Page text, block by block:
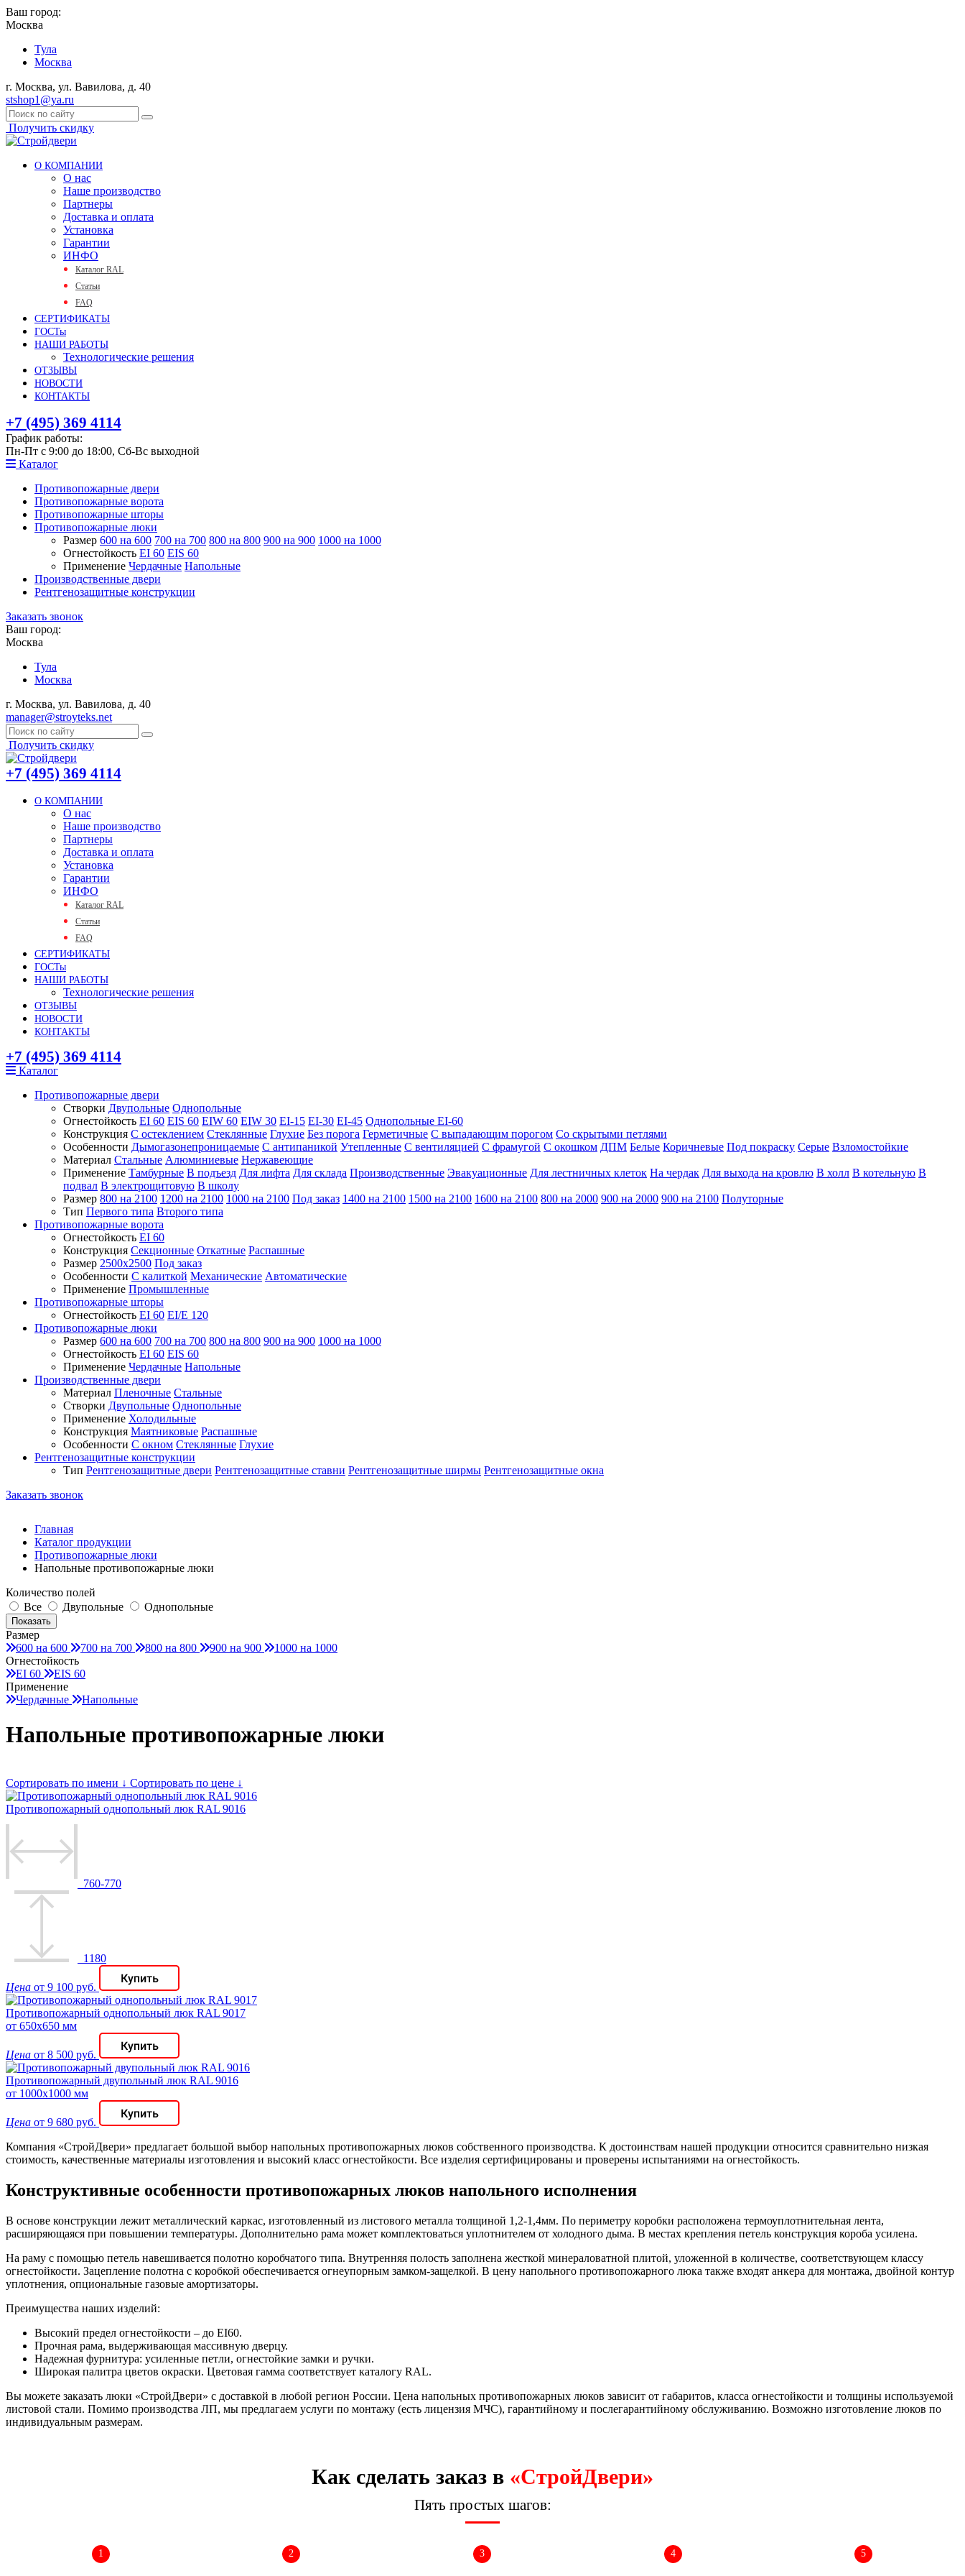
Ваш город:
Москва
Тула
Москва
г. Москва, ул. Вавилова, д. 40
stshop1@ya.ru
Получить скидку
О КОМПАНИИ
О нас
Наше производство
Партнеры
Доставка и оплата
Установка
Гарантии
ИНФО
Каталог RAL
Статьи
FAQ
СЕРТИФИКАТЫ
ГОСТы
НАШИ РАБОТЫ
Технологические решения
ОТЗЫВЫ
НОВОСТИ
КОНТАКТЫ
+7 (495) 369 4114
График работы:
Пн-Пт с 9:00 до 18:00, Сб-Вс выходной
Каталог
Противопожарные двери
Противопожарные ворота
Противопожарные шторы
Противопожарные люки
Размер 600 на 600 700 на 700 800 на 800 900 на 900 1000 на 1000
Огнестойкость EI 60 EIS 60
Применение Чердачные Напольные
Производственные двери
Рентгенозащитные конструкции
Заказать звонок
Ваш город:
Москва
Тула
Москва
г. Москва, ул. Вавилова, д. 40
manager@stroyteks.net
Получить скидку
+7 (495) 369 4114
О КОМПАНИИ
О нас
Наше производство
Партнеры
Доставка и оплата
Установка
Гарантии
ИНФО
Каталог RAL
Статьи
FAQ
СЕРТИФИКАТЫ
ГОСТы
НАШИ РАБОТЫ
Технологические решения
ОТЗЫВЫ
НОВОСТИ
КОНТАКТЫ
+7 (495) 369 4114
Каталог
Противопожарные двери
Створки Двупольные Однопольные
Огнестойкость EI 60 EIS 60 EIW 60 EIW 30 EI-15 EI-30 EI-45 Однопольные EI-60
Конструкция С остеклением Стеклянные Глухие Без порога Герметичные С выпадающим порогом Со скрытыми петлями
Особенности Дымогазонепроницаемые С антипаникой Утепленные С вентиляцией С фрамугой С окошком ДПМ Белые Коричневые Под покраску Серые Взломостойкие
Материал Стальные Алюминиевые Нержавеющие
Применение Тамбурные В подъезд Для лифта Для склада Производственные Эвакуационные Для лестничных клеток На чердак Для выхода на кровлю В холл В котельную В
подвал В электрощитовую В школу
Размер 800 на 2100 1200 на 2100 1000 на 2100 Под заказ 1400 на 2100 1500 на 2100 1600 на 2100 800 на 2000 900 на 2000 900 на 2100 Полуторные
Тип Первого типа Второго типа
Противопожарные ворота
Огнестойкость EI 60
Конструкция Секционные Откатные Распашные
Размер 2500x2500 Под заказ
Особенности С калиткой Механические Автоматические
Применение Промышленные
Противопожарные шторы
Огнестойкость EI 60 EI/E 120
Противопожарные люки
Размер 600 на 600 700 на 700 800 на 800 900 на 900 1000 на 1000
Огнестойкость EI 60 EIS 60
Применение Чердачные Напольные
Производственные двери
Материал Пленочные Стальные
Створки Двупольные Однопольные
Применение Холодильные
Конструкция Маятниковые Распашные
Особенности С окном Стеклянные Глухие
Рентгенозащитные конструкции
Тип Рентгенозащитные двери Рентгенозащитные ставни Рентгенозащитные ширмы Рентгенозащитные окна
Заказать звонок
Главная
Каталог продукции
Противопожарные люки
Напольные противопожарные люки
Количество полей
Все
Двупольные Однопольные
Размер
600 на 600
700 на 700 800 на 800 900 на 900
1000 на 1000
Огнестойкость
EI 60
EIS 60
Применение
Чердачные
Напольные
Напольные противопожарные люки
Сортировать по имени ↓ Сортировать по цене ↓
Противопожарный однопольный люк RAL 9016
760-770
1180
Цена от 9 100 руб.
Противопожарный однопольный люк RAL 9017
от 650х650 мм
Цена от 8 500 руб.
Противопожарный двупольный люк RAL 9016
от 1000х1000 мм
Цена от 9 680 руб.
Компания «СтройДвери» предлагает большой выбор напольных противопожарных люков собственного производства. К достоинствам нашей продукции относится сравнительно низкая
стоимость, качественные материалы изготовления и высокий класс огнестойкости. Все изделия сертифицированы и проверены испытаниями на огнестойкость.
Конструктивные особенности противопожарных люков напольного исполнения
В основе конструкции лежит металлический каркас, изготовленный из листового металла толщиной 1,2-1,4мм. По периметру коробки расположена термоуплотнительная лента,
расширяющаяся при повышении температуры. Дополнительно рама может комплектоваться уплотнителем от холодного дыма. В местах крепления петель конструкция короба усилена.
На раму с помощью петель навешивается полотно коробчатого типа. Внутренняя полость заполнена жесткой минераловатной плитой, уложенной в количестве, соответствующем классу
огнестойкости. Зацепление полотна с коробкой обеспечивается огнеупорным замком-защелкой. В цену напольного противопожарного люка также входят анкера для монтажа, двойной контур
уплотнения, опциональные газовые амортизаторы.
Преимущества наших изделий:
Высокий предел огнестойкости – до EI60.
Прочная рама, выдерживающая массивную дверцу.
Надежная фурнитура: усиленные петли, огнестойкие замки и ручки.
Широкая палитра цветов окраски. Цветовая гамма соответствует каталогу RAL.
Вы можете заказать люки «СтройДвери» с доставкой в любой регион России. Цена напольных противопожарных люков зависит от габаритов, класса огнестойкости и толщины используемой
листовой стали. Помимо производства ЛП, мы предлагаем услуги по монтажу (есть лицензия МЧС), гарантийному и послегарантийному обслуживанию. Возможно изготовление люков по
индивидуальным размерам.
Как сделать заказ в «СтройДвери»
Пять простых шагов:
1 2 3 4 5